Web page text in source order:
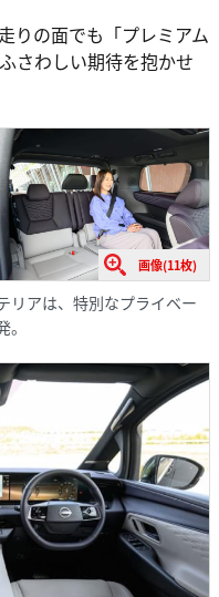
りの面でも「プレミアム
さわしい期待を抱かせ
画像(11枚)
リアは、特別なプライベー